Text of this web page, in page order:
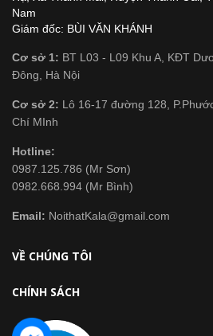
Nam
Giám đốc: BÙI VĂN KHÁNH
Cơ sở 1: BT L03 - L09 Khu A, KĐT
Đông, Hà Nội
Cơ sở 2: Lô 16-17 đường 128,
Chí MInh
Hotline:
0987.125.786 (Mr Sơn)
0982.668.994 (Mr Bình)
Email: NoithatKala@gmail.com
VỀ CHÚNG TÔI
CHÍNH SÁCH